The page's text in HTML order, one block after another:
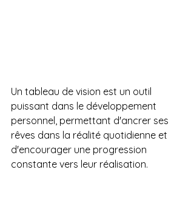
Un tableau de vision est un outil
puissant dans le développement
personnel, permettant d'ancrer ses
rêves dans la réalité quotidienne et
d'encourager une progression
constante vers leur réalisation.